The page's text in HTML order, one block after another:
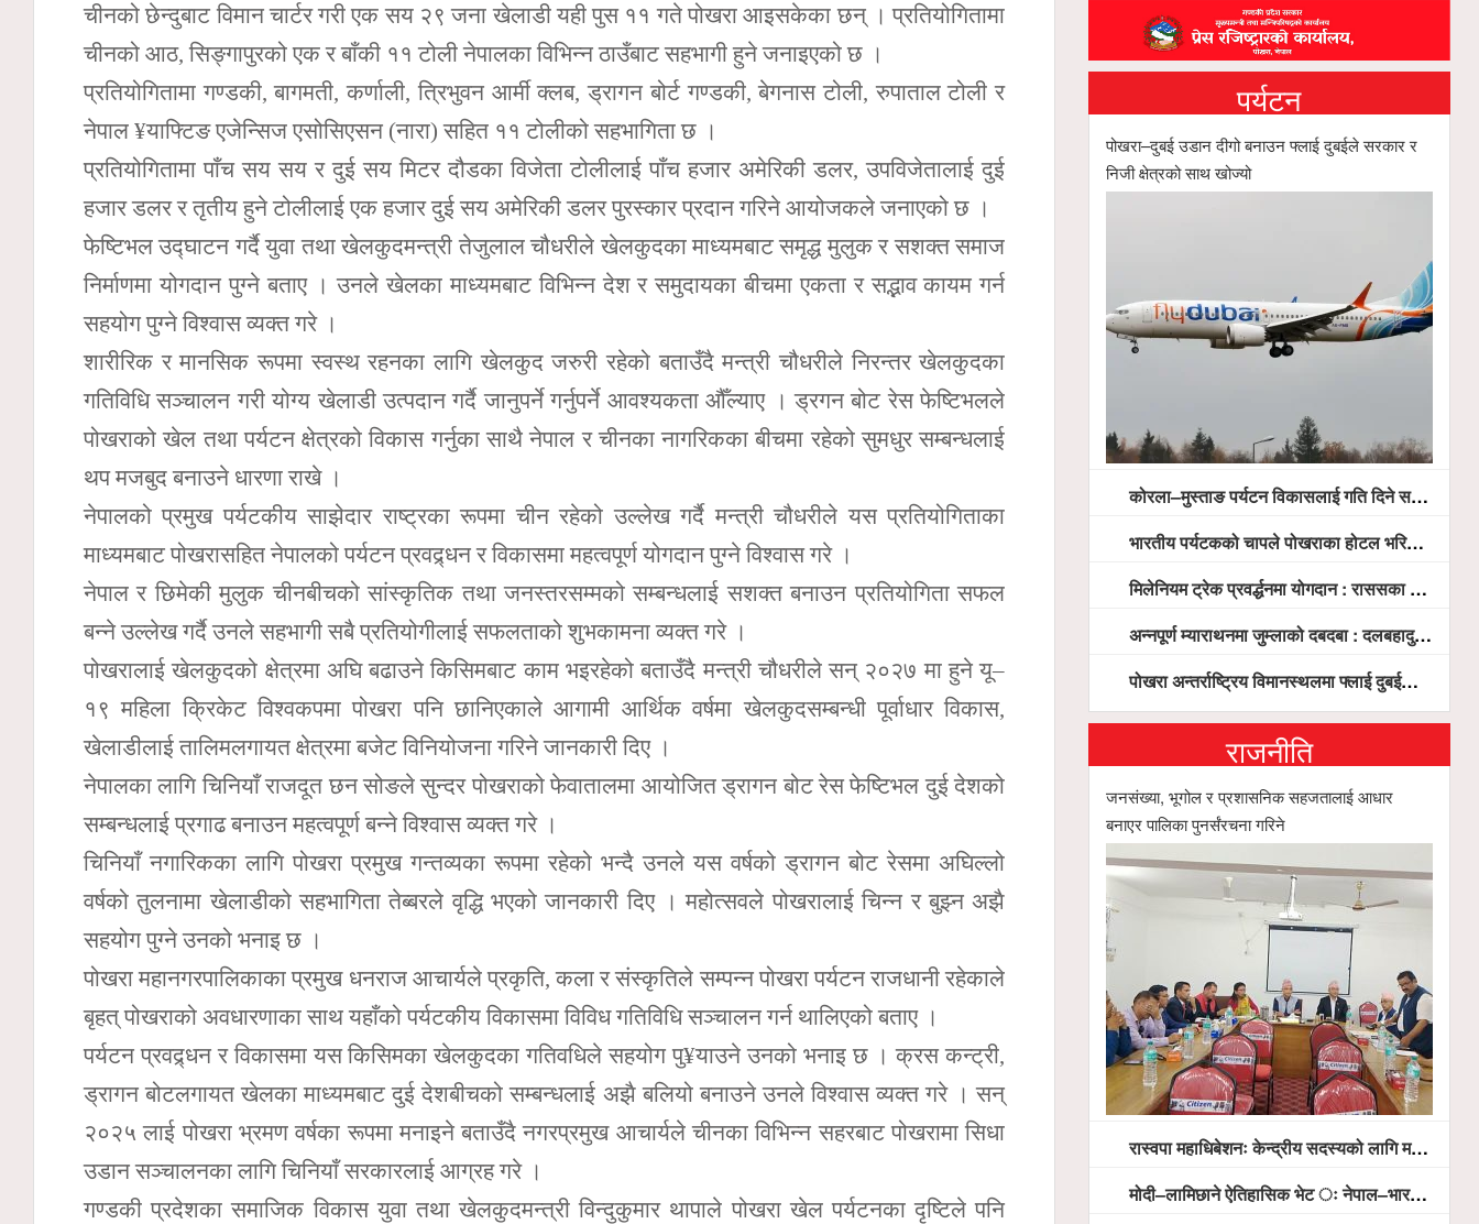
चीनको छेन्दुबाट विमान चार्टर गरी एक सय २९ जना खेलाडी यही पुस ११ गते पोखरा आइसकेका छन् । प्रतियोगितामा
चीनको आठ, सिङ्गापुरको एक र बाँकी ११ टोली नेपालका विभिन्न ठाउँबाट सहभागी हुने जनाइएको छ ।
प्रतियोगितामा गण्डकी, बागमती, कर्णाली, त्रिभुवन आर्मी क्लब, ड्रागन बोर्ट गण्डकी, बेगनास टोली, रुपाताल टोली र
नेपाल ¥याफ्टिङ एजेन्सिज एसोसिएसन (नारा) सहित ११ टोलीको सहभागिता छ ।
प्रतियोगितामा पाँच सय सय र दुई सय मिटर दौडका विजेता टोलीलाई पाँच हजार अमेरिकी डलर, उपविजेतालाई दुई
हजार डलर र तृतीय हुने टोलीलाई एक हजार दुई सय अमेरिकी डलर पुरस्कार प्रदान गरिने आयोजकले जनाएको छ ।
फेष्टिभल उद्घाटन गर्दै युवा तथा खेलकुदमन्त्री तेजुलाल चौधरीले खेलकुदका माध्यमबाट समृद्ध मुलुक र सशक्त समाज
निर्माणमा योगदान पुग्ने बताए । उनले खेलका माध्यमबाट विभिन्न देश र समुदायका बीचमा एकता र सद्भाव कायम गर्न
सहयोग पुग्ने विश्वास व्यक्त गरे ।
शारीरिक र मानसिक रूपमा स्वस्थ रहनका लागि खेलकुद जरुरी रहेको बताउँदै मन्त्री चौधरीले निरन्तर खेलकुदका
गतिविधि सञ्चालन गरी योग्य खेलाडी उत्पदान गर्दै जानुपर्ने गर्नुपर्ने आवश्यकता औँल्याए । ड्रगन बोट रेस फेष्टिभलले
पोखराको खेल तथा पर्यटन क्षेत्रको विकास गर्नुका साथै नेपाल र चीनका नागरिकका बीचमा रहेको सुमधुर सम्बन्धलाई
थप मजबुद बनाउने धारणा राखे ।
नेपालको प्रमुख पर्यटकीय साझेदार राष्ट्रका रूपमा चीन रहेको उल्लेख गर्दै मन्त्री चौधरीले यस प्रतियोगिताका
माध्यमबाट पोखरासहित नेपालको पर्यटन प्रवद्र्धन र विकासमा महत्वपूर्ण योगदान पुग्ने विश्वास गरे ।
नेपाल र छिमेकी मुलुक चीनबीचको सांस्कृतिक तथा जनस्तरसम्मको सम्बन्धलाई सशक्त बनाउन प्रतियोगिता सफल
बन्ने उल्लेख गर्दै उनले सहभागी सबै प्रतियोगीलाई सफलताको शुभकामना व्यक्त गरे ।
पोखरालाई खेलकुदको क्षेत्रमा अघि बढाउने किसिमबाट काम भइरहेको बताउँदै मन्त्री चौधरीले सन् २०२७ मा हुने यू–
१९ महिला क्रिकेट विश्वकपमा पोखरा पनि छानिएकाले आगामी आर्थिक वर्षमा खेलकुदसम्बन्धी पूर्वाधार विकास,
खेलाडीलाई तालिमलगायत क्षेत्रमा बजेट विनियोजना गरिने जानकारी दिए ।
नेपालका लागि चिनियाँ राजदूत छन सोङले सुन्दर पोखराको फेवातालमा आयोजित ड्रागन बोट रेस फेष्टिभल दुई देशको
सम्बन्धलाई प्रगाढ बनाउन महत्वपूर्ण बन्ने विश्वास व्यक्त गरे ।
चिनियाँ नगारिकका लागि पोखरा प्रमुख गन्तव्यका रूपमा रहेको भन्दै उनले यस वर्षको ड्रागन बोट रेसमा अघिल्लो
वर्षको तुलनामा खेलाडीको सहभागिता तेब्बरले वृद्धि भएको जानकारी दिए । महोत्सवले पोखरालाई चिन्न र बुझ्न अझै
सहयोग पुग्ने उनको भनाइ छ ।
पोखरा महानगरपालिकाका प्रमुख धनराज आचार्यले प्रकृति, कला र संस्कृतिले सम्पन्न पोखरा पर्यटन राजधानी रहेकाले
बृहत् पोखराको अवधारणाका साथ यहाँको पर्यटकीय विकासमा विविध गतिविधि सञ्चालन गर्न थालिएको बताए ।
पर्यटन प्रवद्र्धन र विकासमा यस किसिमका खेलकुदका गतिवधिले सहयोग पु¥याउने उनको भनाइ छ । क्रस कन्ट्री,
ड्रागन बोटलगायत खेलका माध्यमबाट दुई देशबीचको सम्बन्धलाई अझै बलियो बनाउने उनले विश्वास व्यक्त गरे । सन्
२०२५ लाई पोखरा भ्रमण वर्षका रूपमा मनाइने बताउँदै नगरप्रमुख आचार्यले चीनका विभिन्न सहरबाट पोखरामा सिधा
उडान सञ्चालनका लागि चिनियाँ सरकारलाई आग्रह गरे ।
गण्डकी प्रदेशका समाजिक विकास युवा तथा खेलकुदमन्त्री विन्दुकुमार थापाले पोखरा खेल पर्यटनका दृष्टिले पनि
पर्यटन
पोखरा–दुबई उडान दीगो बनाउन फ्लाई दुबईले सरकार र
निजी क्षेत्रको साथ खोज्यो
कोरला–मुस्ताङ पर्यटन विकासलाई गति दिने सरकारको प्रतिबद्धता, स्थानीय सरोकारवालासँग व्यापक छलफल
भारतीय पर्यटकको चापले पोखराका होटल भरिभराउ
मिलेनियम ट्रेक प्रवर्द्धनमा योगदान : राससका वासुदेव पौडेललाई ‘मिलेनियम ट्रेक अवार्ड’ प्रदान गरिने
अन्नपूर्ण म्याराथनमा जुम्लाको दबदबा : दलबहादुर र मञ्जु च्याम्पियन, नगदसहित भव्य सम्मान
पोखरा अन्तर्राष्ट्रिय विमानस्थलमा फ्लाई दुबईको बढ्दो चासो, ६ घण्टा लामो प्राविधिक निरीक्षणपछि दैनिक उडानको ढोका खुल्दै
राजनीति
जनसंख्या, भूगोल र प्रशासनिक सहजतालाई आधार
बनाएर पालिका पुनर्संरचना गरिने
रास्वपा महाधिबेशनः केन्द्रीय सदस्यको लागि मतदान सम्पन्न,
मोदी–लामिछाने ऐतिहासिक भेट ः नेपाल–भारत सम्बन्धलाई नयाँ उचाइमा पु¥याउने साझा प्रतिबद्धता